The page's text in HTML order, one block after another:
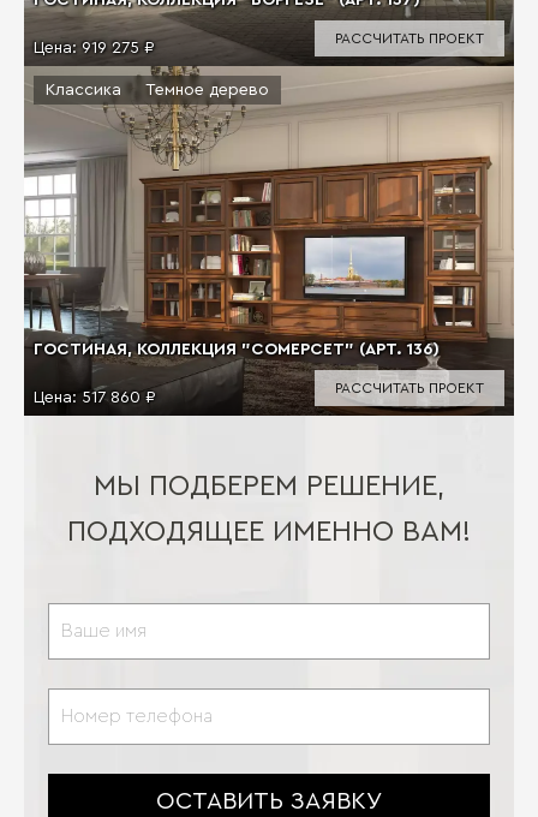
Цена: 919 275 ₽
РАССЧИТАТЬ ПРОЕКТ
ГОСТИНАЯ, КОЛЛЕКЦИЯ "СОМЕРСЕТ" (АРТ. 136)
Цена: 517 860 ₽
Классика Темное дерево
РАССЧИТАТЬ ПРОЕКТ
МЫ ПОДБЕРЕМ РЕШЕНИЕ,
ПОДХОДЯЩЕЕ ИМЕННО ВАМ!
ОСТАВИТЬ ЗАЯВКУ